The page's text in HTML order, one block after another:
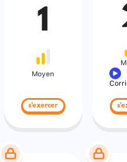
1
Moyen
s'exercer